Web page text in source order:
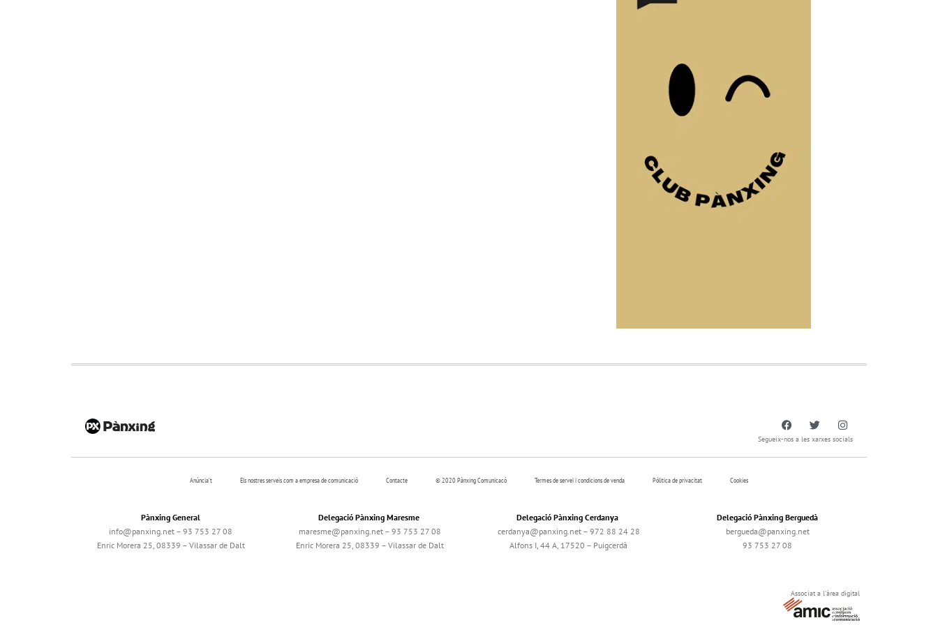
Segueix-nos a les xarxes socials
Anúncia’t Els nostres serveis com a empresa de comunicació Contacte © 2020 Pànxing Comunicacó Termes de servei i condicions de venda Pólitica de privacitat Cookies
Pànxing General
info@panxing.net – 93 753 27 08
Enric Morera 25, 08339 – Vilassar de Dalt
Delegació Pànxing Maresme
maresme@panxing.net – 93 753 27 08
Enric Morera 25, 08339 – Vilassar de Dalt
Delegació Pànxing Cerdanya
cerdanya@panxing.net – 972 88 24 28
Alfons I, 44 A, 17520 – Puigcerdà
Delegació Pànxing Berguedà
bergueda@panxing.net
93 753 27 08
Associat a l'àrea digital